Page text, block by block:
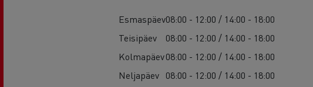
Esmaspäev08:00 - 12:00 / 14:00 - 18:00
Teisipäev
08:00 - 12:00 / 14:00 - 18:00
Kolmapäev08:00 - 12:00 / 14:00 - 18:00
Neljapäev 08:00 - 12:00 / 14:00 - 18:00